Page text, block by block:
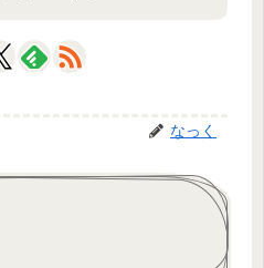
なっく